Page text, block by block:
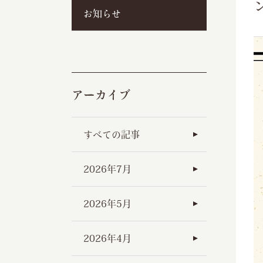
お知らせ
アーカイブ
すべての記事
2026年7月
2026年5月
2026年4月